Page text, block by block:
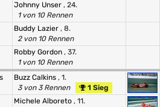
Johnny Unser , 24.
1 von 10 Rennen
Buddy Lazier , 8.
2 von 10 Rennen
Robby Gordon , 37.
1 von 10 Rennen
Buzz Calkins , 1.
3 von 3 Rennen
1 Sieg
Michele Alboreto , 11.